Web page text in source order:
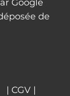
Google
de
| CGV |